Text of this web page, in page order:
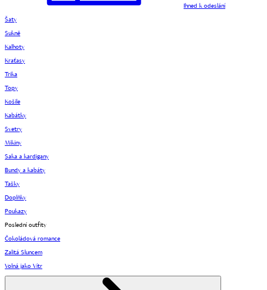
Ihned k odeslání
Šaty
Sukně
Kalhoty
Kraťasy
Trika
Topy
Košile
Kabátky
Svetry
Mikiny
Saka a kardigany
Bundy a kabáty
Tašky
Doplňky
Poukazy
Poslední outfity
Čokoládová romance
Zalitá Sluncem
Volná jako Vítr